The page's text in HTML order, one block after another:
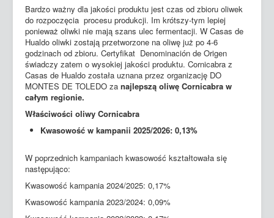
Bardzo ważny dla jakości produktu jest czas od zbioru oliwek
do rozpoczęcia procesu produkcji. Im krótszy-tym lepiej
ponieważ oliwki nie mają szans ulec fermentacji. W Casas de
Hualdo oliwki zostają przetworzone na oliwę już po 4-6
godzinach od zbioru. Certyfikat Denominación de Origen
świadczy zatem o wysokiej jakości produktu. Cornicabra z
Casas de Hualdo została uznana przez organizację DO
MONTES DE TOLEDO za najlepszą oliwę Cornicabra w
całym regionie.
Właściwości oliwy Cornicabra
Kwasowość w kampanii 2025/2026: 0,13%
W poprzednich kampaniach kwasowość kształtowała się
następująco:
Kwasowość kampania 2024/2025: 0,17%
Kwasowość kampania 2023/2024: 0,09%